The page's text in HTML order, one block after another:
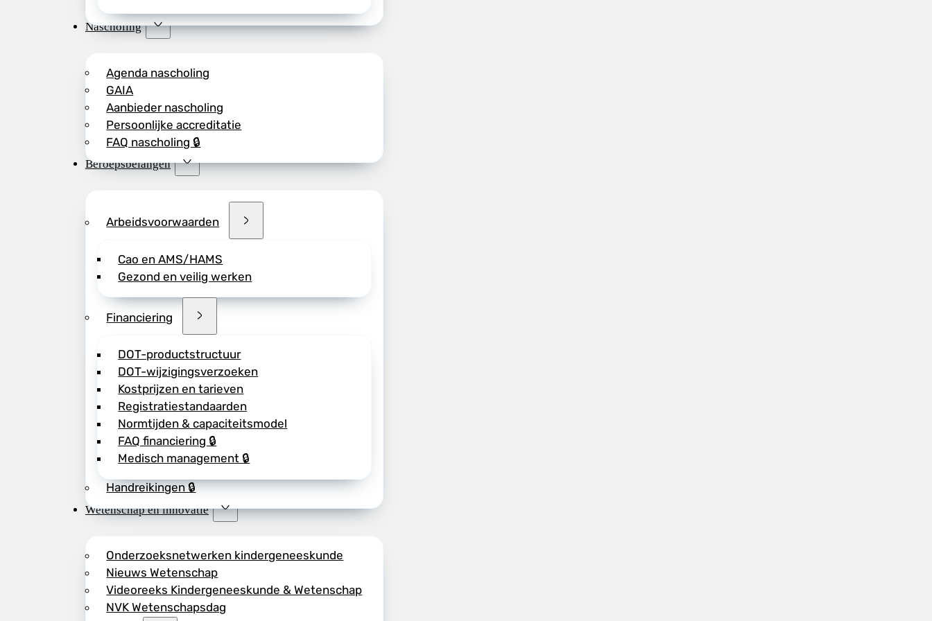
Nascholing
Agenda nascholing
GAIA
Aanbieder nascholing
Persoonlijke accreditatie
FAQ nascholing 🔒
Beroepsbelangen
Arbeidsvoorwaarden
Cao en AMS/HAMS
Gezond en veilig werken
Financiering
DOT-productstructuur
DOT-wijzigingsverzoeken
Kostprijzen en tarieven
Registratiestandaarden
Normtijden & capaciteitsmodel
FAQ financiering 🔒
Medisch management 🔒
Handreikingen 🔒
Wetenschap en innovatie
Onderzoeksnetwerken kindergeneeskunde
Nieuws Wetenschap
Videoreeks Kindergeneeskunde & Wetenschap
NVK Wetenschapsdag